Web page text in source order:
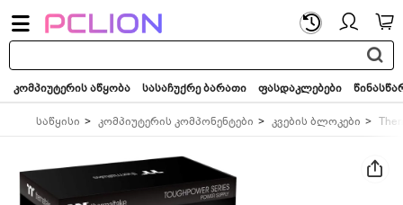
საძიებო
სიტყვა...
კომპიუტერის აწყობა სასაჩუქრე ბარათი ფასდაკლებები
საწყისი კომპიუტერის კომპონენტები კვების ბლოკები